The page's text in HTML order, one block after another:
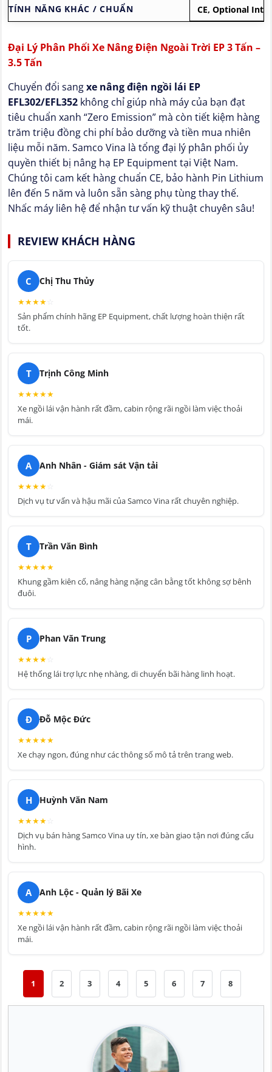
TÍNH NĂNG KHÁC / CHUẨN CE, Optional
Đại Lý Phân Phối Xe Nâng Điện Ngoài Trời EP 3 Tấn –
3.5 Tấn
Chuyển đổi sangxe nâng điện ngồi lái EP
EFL302/EFL352 không chỉ giúp nhà máy của bạn đạt
tiêu chuẩn xanh “Zero Emission” mà còn tiết kiệm hàng
trăm triệu đồng chi phí bảo dưỡng và tiền mua nhiên
liệu mỗi năm. Samco Vina là tổng đại lý phân phối ủy
quyền thiết bị nâng hạ EP Equipment tại Việt Nam.
Chúng tôi cam kết hàng chuẩn CE, bảo hành Pin Lithium
lên đến 5 năm và luôn sẵn sàng phụ tùng thay thế.
Nhấc máy liên hệ để nhận tư vấn kỹ thuật chuyên sâu!
REVIEW KHÁCH HÀNG
C
Chị Thu Thủy
★★★★
Sản phẩm chính hãng EP Equipment, chất lượng hoàn thiện rất
tốt.
T
Trịnh Công Minh
★★★★★
Xe ngồi lái vận hành rất đầm, cabin rộng rãi ngồi làm việc thoải
mái.
A
Anh Nhân - Giám sát Vận tải
★★★★
Dịch vụ tư vấn và hậu mãi của Samco Vina rất chuyên nghiệp.
T
Trần Văn Bình
★★★★★
Khung gầm kiên cố, nâng hàng nặng cân bằng tốt không sợ bênh
đuôi.
P
Phan Văn Trung
★★★★
Hệ thống lái trợ lực nhẹ nhàng, di chuyển bãi hàng linh hoạt.
Đ
Đỗ Mộc Đức
★★★★★
Xe chạy ngon, đúng như các thông số mô tả trên trang web.
H
Huỳnh Văn Nam
★★★★
Dịch vụ bán hàng Samco Vina uy tín, xe bàn giao tận nơi đúng cấu
hình.
A
Anh Lộc - Quản lý Bãi Xe
★★★★★
Xe ngồi lái vận hành rất đầm, cabin rộng rãi ngồi làm việc thoải
mái.
1 2 3 4 5 6 7 8